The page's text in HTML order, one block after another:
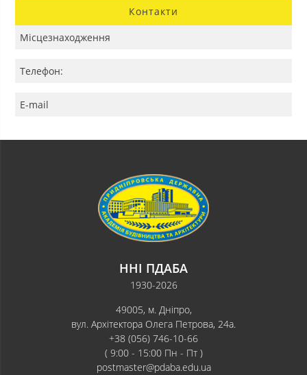
Контакти
Місцезнаходження
Телефон:
E-mail
ННІ ПДАБА
1930-2026
49005, м. Дніпро,
вул. Архітектора Олега Петрова, 24а.
+38 (056) 746-10-66
( 9:00 - 15:00 Пн - Пт )
postmaster@pdaba.edu.ua